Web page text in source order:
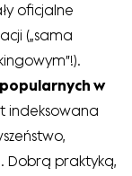
oficjalne
(„sama
w
indeksowana
Dobrą praktyką,